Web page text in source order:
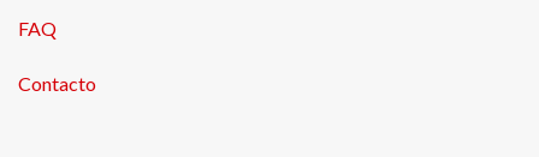
FAQ
Contacto